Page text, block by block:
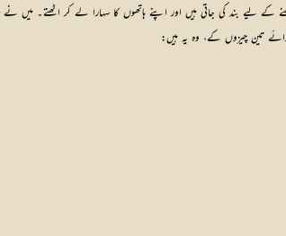
کے لیے بند کی جاتی ہیں اور اپنے ہاتھوں کا سہارا لے کر اٹھتے۔
تین چیزوں کے، وہ یہ ہیں: